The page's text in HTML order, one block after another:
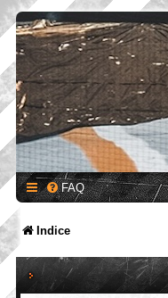
FAQ
Indice